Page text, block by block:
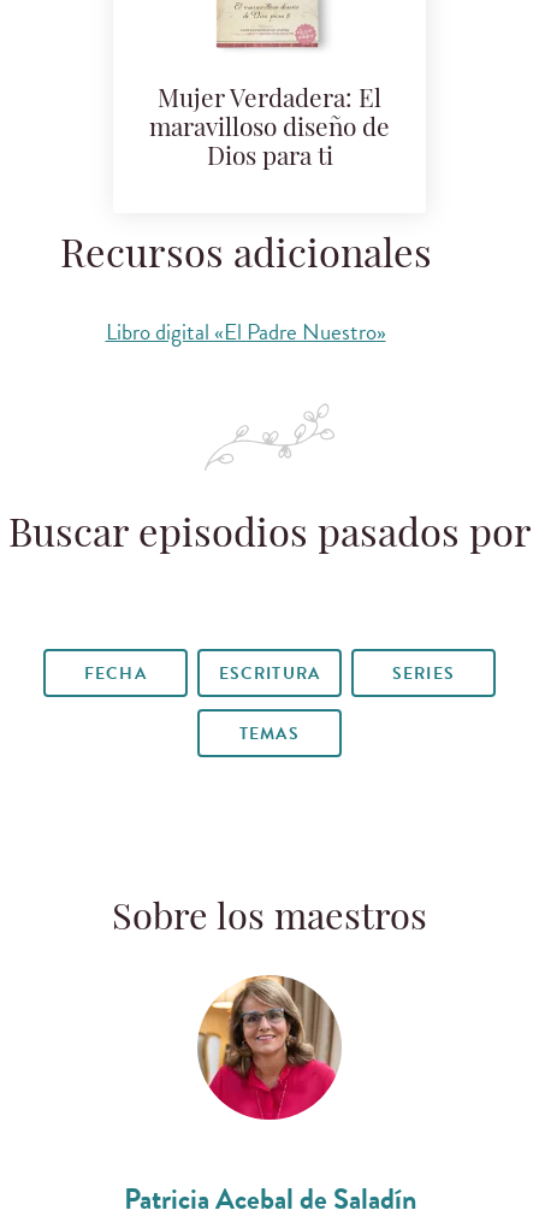
Mujer Verdadera: El
maravilloso diseño de
Dios para ti
Recursos adicionales
Libro digital «El Padre Nuestro»
Buscar episodios pasados por
FECHA ESCRITURA SERIES
TEMAS
Sobre los maestros
Patricia Acebal de Saladín